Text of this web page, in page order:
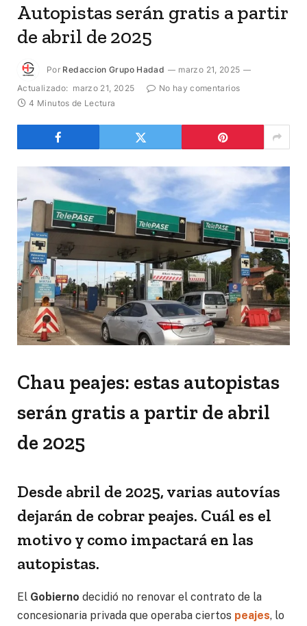
Autopistas serán gratis a partir
de abril de 2025
Por Redaccion Grupo Hadad
marzo 21, 2025
Actualizado: marzo 21, 2025
No hay comentarios
4 Minutos de Lectura
Chau peajes: estas autopistas
serán gratis a partir de abril
de 2025
Desde abril de 2025, varias autovías
dejarán de cobrar peajes. Cuál es el
motivo y como impactará en las
autopistas.
El Gobierno decidió no renovar el contrato de la
concesionaria privada que operaba ciertos peajes, lo